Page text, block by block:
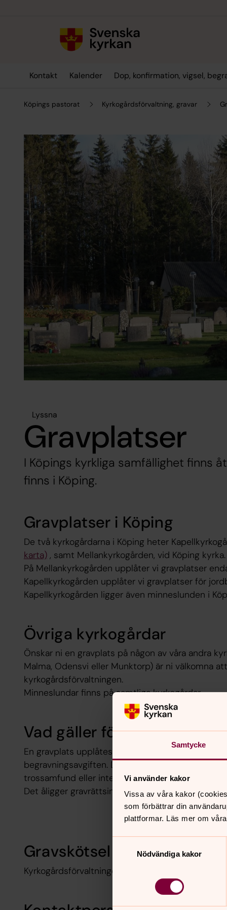
Samtycke
Vi använder kakor
Vissa av våra kakor
som förbättrar din
plattformar. Läs mer om
Nödvändiga kakor
Kontakt Kalender Dop, konfirmation, vigsel,
Köpings pastorat Kyrkogårdsförvaltning, gravar
Lyssna
Gravplatser
I Köpings kyrkliga samfällighet finns
finns i Köping.
Gravplatser i Köping
De två kyrkogårdarna i Köping heter
karta), samt Mellankyrkogården, vid Köping kyrka.
På Mellankyrkogården upplåter vi gravplatser
Kapellkyrkogården upplåter vi gravplatser för
Kapellkyrkogården ligger även minneslunden i
Övriga kyrkogårdar
Önskar ni en gravplats på någon av våra andra
Malma, Odensvi eller Munktorp) är ni välkomna
kyrkogårdsförvaltningen.
Minneslundar finns på samtliga kyrkogårdar.
Vad gäller för en gravplats?
En gravplats upplåtes för 25 år till den anhöriga.
begravningsavgiften. Denna avgift betalar alla,
trossamfund eller inte.
Det åligger gravrättsinnehavaren att vårda
Gravskötsel och plantering
Kyrkogårdsförvaltningen erbjuder även tjänster